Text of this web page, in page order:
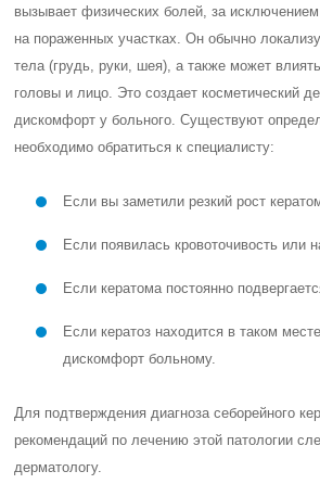
вызывает физических болей, за
на пораженных участках. Он обычно
тела (грудь, руки, шея), а также может
головы и лицо. Это создает косметический
дискомфорт у больного. Существуют
необходимо обратиться к специалисту:
Если вы заметили резкий рост
Если появилась кровоточивость или
Если кератома постоянно
Если кератоз находится в таком
дискомфорт больному.
Для подтверждения диагноза себорейного
рекомендаций по лечению этой патологии
дерматологу.